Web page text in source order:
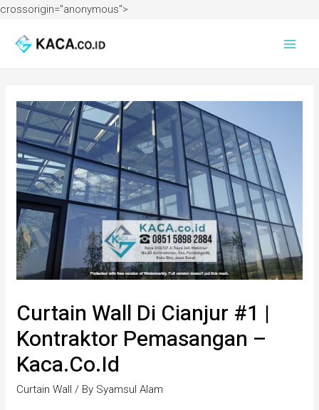
crossorigin="anonymous">
Curtain Wall Di Cianjur #1 |
Kontraktor Pemasangan –
Kaca.co.id
Curtain Wall / By Syamsul Alam